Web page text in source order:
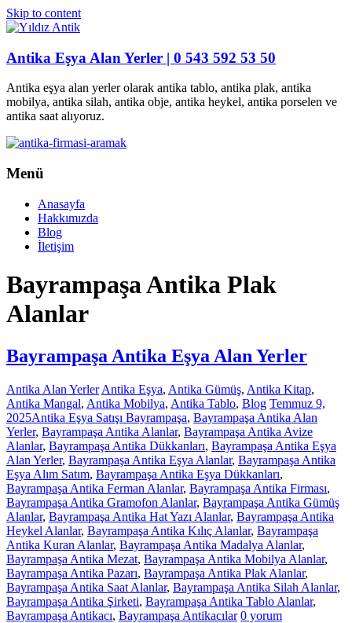
Skip to content
Antika Eşya Alan Yerler | 0 543 592 53 50
Antika eşya alan yerler olarak antika tablo, antika plak, antika
mobilya, antika silah, antika obje, antika heykel, antika porselen ve
antika saat alıyoruz.
Menü
Anasayfa
Hakkımızda
Blog
İletişim
Bayrampaşa Antika Plak
Alanlar
Bayrampaşa Antika Eşya Alan Yerler
Antika Alan Yerler Antika Eşya, Antika Gümüş, Antika Kitap,
Antika Mangal, Antika Mobilya, Antika Tablo, Blog Temmuz 9,
2025Antika Eşya Satışı Bayrampaşa, Bayrampaşa Antika Alan
Yerler, Bayrampaşa Antika Alanlar, Bayrampaşa Antika Avize
Alanlar, Bayrampaşa Antika Dükkanları, Bayrampaşa Antika Eşya
Alan Yerler, Bayrampaşa Antika Eşya Alanlar, Bayrampaşa Antika
Eşya Alım Satım, Bayrampaşa Antika Eşya Dükkanları,
Bayrampaşa Antika Ferman Alanlar, Bayrampaşa Antika Firması,
Bayrampaşa Antika Gramofon Alanlar, Bayrampaşa Antika Gümüş
Alanlar, Bayrampaşa Antika Hat Yazı Alanlar, Bayrampaşa Antika
Heykel Alanlar, Bayrampaşa Antika Kılıç Alanlar, Bayrampaşa
Antika Kuran Alanlar, Bayrampaşa Antika Madalya Alanlar,
Bayrampaşa Antika Mezat, Bayrampaşa Antika Mobilya Alanlar,
Bayrampaşa Antika Pazarı, Bayrampaşa Antika Plak Alanlar,
Bayrampaşa Antika Saat Alanlar, Bayrampaşa Antika Silah Alanlar,
Bayrampaşa Antika Şirketi, Bayrampaşa Antika Tablo Alanlar,
Bayrampaşa Antikacı, Bayrampaşa Antikacılar 0 yorum